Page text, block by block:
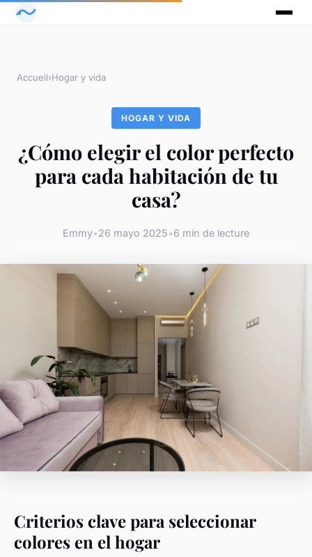
Accueil›Hogar y vida
HOGAR Y VIDA
¿Cómo elegir el color perfecto
para cada habitación de tu
casa?
Emmy•26 mayo 2025•6 min de lecture
Criterios clave para seleccionar
colores en el hogar